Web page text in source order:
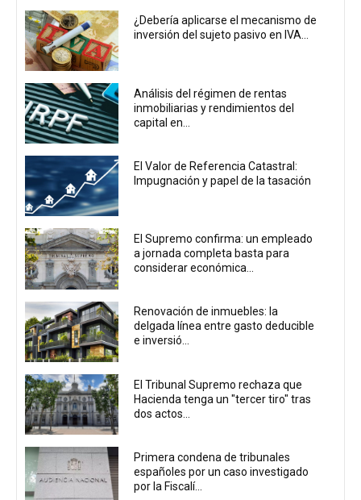
¿Debería aplicarse el mecanismo de
inversión del sujeto pasivo en IVA...
Análisis del régimen de rentas
inmobiliarias y rendimientos del
capital en...
El Valor de Referencia Catastral:
Impugnación y papel de la tasación
El Supremo confirma: un empleado
a jornada completa basta para
considerar económica...
Renovación de inmuebles: la
delgada línea entre gasto deducible
e inversió...
El Tribunal Supremo rechaza que
Hacienda tenga un "tercer tiro" tras
dos actos...
Primera condena de tribunales
españoles por un caso investigado
por la Fiscalí...